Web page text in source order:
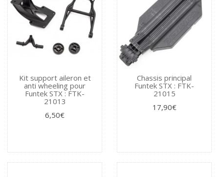
Kit support aileron et
anti wheeling pour
Funtek STX : FTK-
21013
6,50€
Chassis principal
Funtek STX : FTK-
21015
17,90€